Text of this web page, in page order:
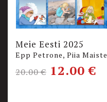
Meie Eesti 2025
Epp Petrone, Piia Maiste
20.00€ 12.00€